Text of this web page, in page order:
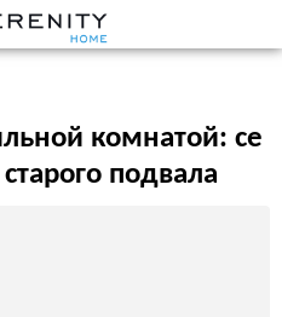
комнатой: се
подвала